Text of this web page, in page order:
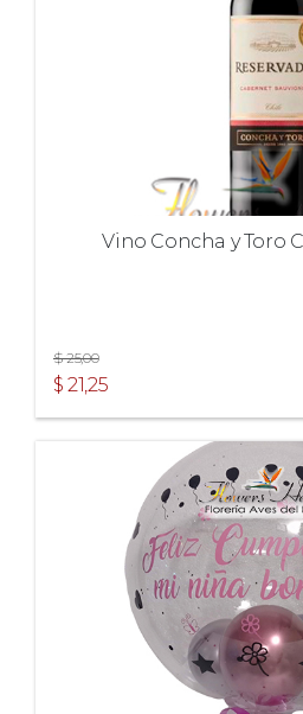
Vino Concha y Toro
$ 25,00
$ 21,25